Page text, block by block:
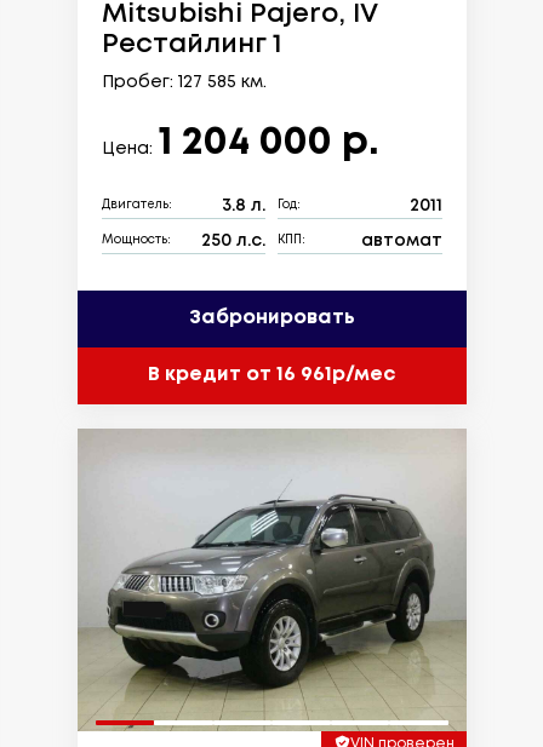
Mitsubishi Pajero, IV
Рестайлинг 1
Пробег: 127 585 км.
Цена: 1 204 000 р.
Двигатель: 3.8 л. Год: 2011
Мощность: 250 л.с. КПП: автомат
Забронировать
В кредит от 16 961р/мес
VIN проверен